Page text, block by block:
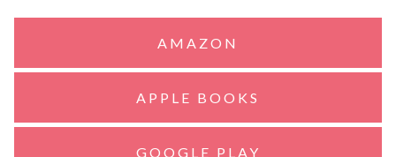
AMAZON
APPLE BOOKS
GOOGLE PLAY